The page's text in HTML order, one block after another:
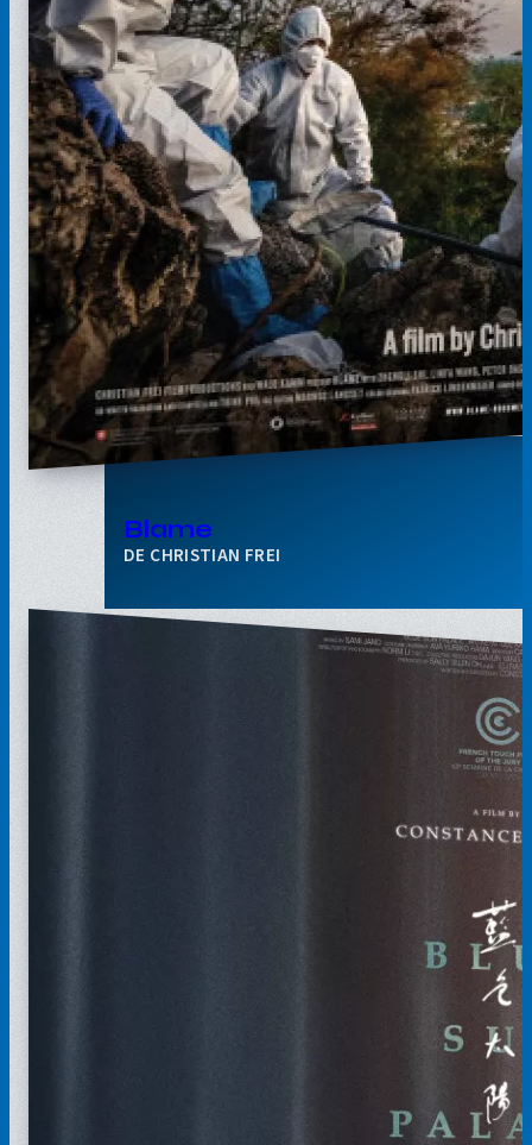
Blame
CHRISTIAN FREI